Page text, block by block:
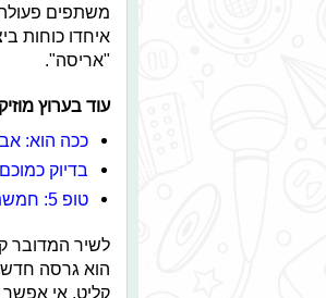
משתפים פעולה
איחדו כוחות
"אריסה".
עוד בערוץ
ככה הוא:
בדיוק
טופ 5: חמשת השירים הטובים ביותר של שירי מימון
לשיר המדובר
הוא גרסה
קליט, אי